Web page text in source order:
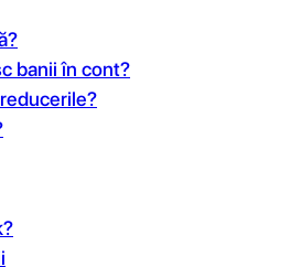
banii în cont?